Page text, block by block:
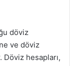
döviz
ve döviz
Döviz hesapları,